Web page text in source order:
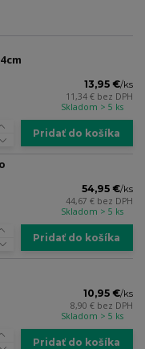
13,95 €/ks
11,34 € bez DPH
Skladom > 5 ks
Pridať do košíka
54,95 €/ks
44,67 € bez DPH
Skladom > 5 ks
Pridať do košíka
10,95 €/ks
8,90 € bez DPH
Skladom > 5 ks
Pridať do košíka